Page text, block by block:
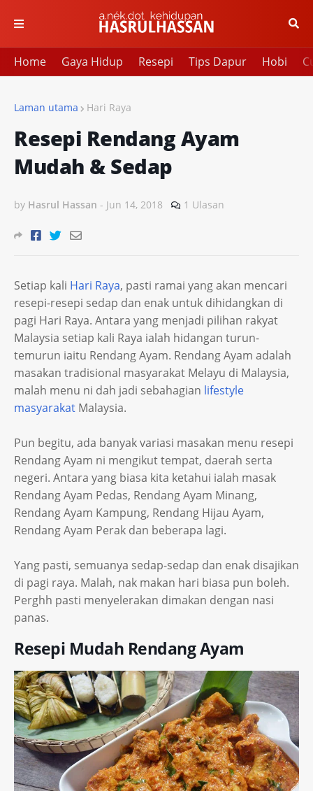
Home Gaya Hidup Resepi Tips Dapur Hobi
Laman utama Hari Raya
Resepi Rendang Ayam
Mudah & Sedap
by Hasrul Hassan - Jun 14, 2018 1 Ulasan
Setiap kali Hari Raya, pasti ramai yang akan mencari
resepi-resepi sedap dan enak untuk dihidangkan di
pagi Hari Raya. Antara yang menjadi pilihan rakyat
Malaysia setiap kali Raya ialah hidangan turun-
temurun iaitu Rendang Ayam. Rendang Ayam adalah
masakan tradisional masyarakat Melayu di Malaysia,
malah menu ni dah jadi sebahagian lifestyle
masyarakat Malaysia.
Pun begitu, ada banyak variasi masakan menu resepi
Rendang Ayam ni mengikut tempat, daerah serta
negeri. Antara yang biasa kita ketahui ialah masak
Rendang Ayam Pedas, Rendang Ayam Minang,
Rendang Ayam Kampung, Rendang Hijau Ayam,
Rendang Ayam Perak dan beberapa lagi.
Yang pasti, semuanya sedap-sedap dan enak disajikan
di pagi raya. Malah, nak makan hari biasa pun boleh.
Perghh pasti menyelerakan dimakan dengan nasi
panas.
Resepi Mudah Rendang Ayam